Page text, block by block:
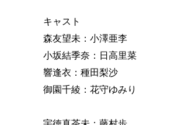
キャスト
森友望未：小澤亜李
小坂結季奈：日高里菜
響逢衣：種田梨沙
御園千綾：花守ゆみり